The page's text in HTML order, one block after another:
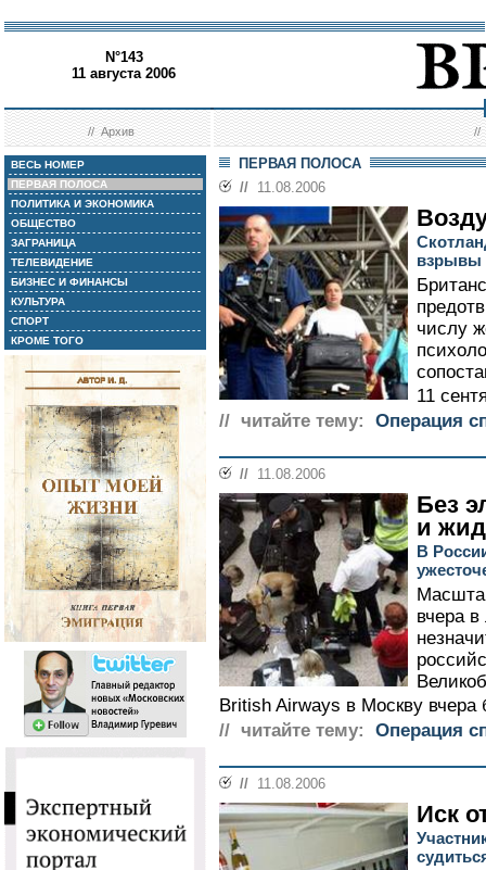
N°143
11 августа 2006
//Архив //
ВЕСЬ НОМЕР
ПЕРВАЯ ПОЛОСА
ПОЛИТИКА И ЭКОНОМИКА
ОБЩЕСТВО
ЗАГРАНИЦА
ТЕЛЕВИДЕНИЕ
БИЗНЕС И ФИНАНСЫ
КУЛЬТУРА
СПОРТ
КРОМЕ ТОГО
ПЕРВАЯ ПОЛОСА
// 11.08.2006
взрывы
числу
11
// читайте тему:
Операция
// 11.08.2006
Без
и
В
вчера
British Airways в Москву
// читайте тему:
Операция
// 11.08.2006
Иск